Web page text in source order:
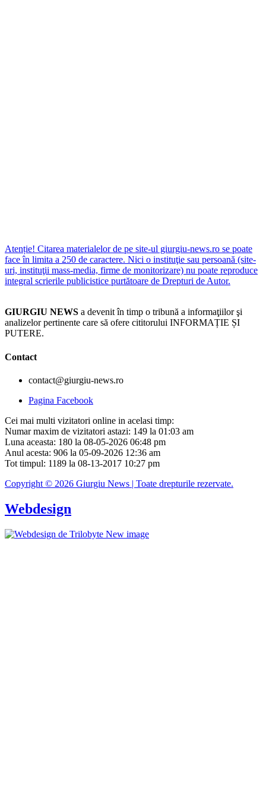
Atenție! Citarea materialelor de pe site-ul giurgiu-news.ro se poate
face în limita a 250 de caractere. Nici o instituţie sau persoană (site-
uri, instituţii mass-media, firme de monitorizare) nu poate reproduce
integral scrierile publicistice purtătoare de Drepturi de Autor.
GIURGIU NEWS a devenit în timp o tribună a informaţiilor şi
analizelor pertinente care să ofere cititorului INFORMAȚIE ȘI
PUTERE.
Contact
contact@giurgiu-news.ro
Pagina Facebook
Cei mai multi vizitatori online in acelasi timp:
Numar maxim de vizitatori astazi: 149 la 01:03 am
Luna aceasta: 180 la 08-05-2026 06:48 pm
Anul acesta: 906 la 05-09-2026 12:36 am
Tot timpul: 1189 la 08-13-2017 10:27 pm
Copyright © 2026 Giurgiu News | Toate drepturile rezervate.
Webdesign